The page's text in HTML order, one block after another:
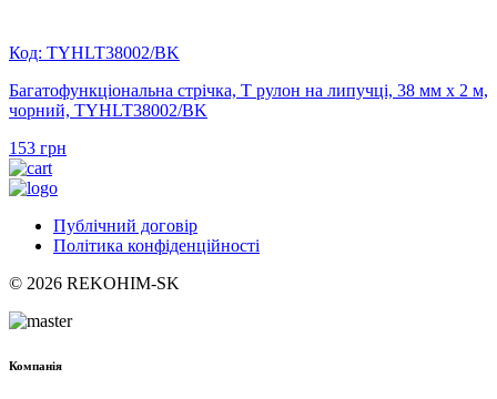
Код: TYHLT38002/BK
Багатофункціональна стрічка, Т рулон на липучці, 38 мм х 2 м,
чорний, TYHLT38002/BK
153 грн
Публічний договір
Політика конфіденційності
© 2026 REKOHIM-SK
Компанія